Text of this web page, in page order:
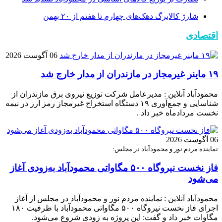
شارژ کالابرگ دهک‌های چهارم تا هفتم از ۲۰ بهمن
اقتصادی
06 آگوست 2026
۱۹ ماینر غیرمجاز در مازندران از مدار خارج شد
محمودآباد آنلاین : مدیرعامل شرکت توزیع نیروی برق مازندران از
شناسایی و جمع‌آوری ۱۹ دستگاه استخراج غیرمجاز رمز ارز در نیمه
نخست مردادماه خبر داد .
06 آگوست 2026
نماینده مردم نور و محمودآباد در مجلس:
فاز نخست نیروگاه ۵۰۰ مگاواتی محمودآباد به‌زودی آغاز
می‌شود
محمودآباد آنلاین : نماینده مردم نور و محمودآباد در مجلس از آغاز
اجرای فاز نخست نیروگاه ۵۰۰ مگاواتی محمودآباد با ظرفیت ۱۸۰
مگاوات خبر داد و گفت: این پروژه به زودی شروع می‌شود.